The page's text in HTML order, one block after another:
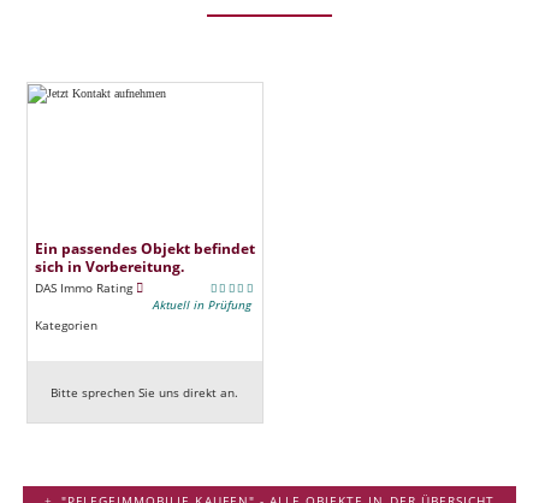
Ein passendes Objekt befindet
sich in Vorbereitung.
DAS Immo Rating
Aktuell in Prüfung
Kategorien
Bitte sprechen Sie uns direkt an.